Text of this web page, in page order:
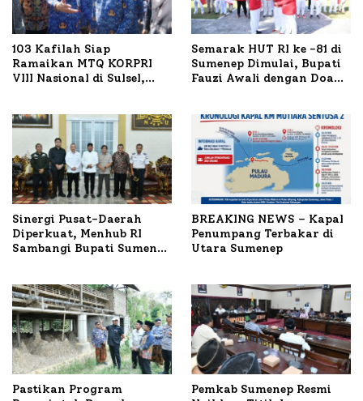
103 Kafilah Siap
Ramaikan MTQ KORPRI
VIII Nasional di Sulsel,
Semarak HUT RI ke -81 di
Sumenep Dimulai, Bupati
Fauzi Awali dengan Doa
Sinergi Pusat-Daerah
Diperkuat, Menhub RI
Sambangi Bupati Sumenep
BREAKING NEWS – Kapal
Penumpang Terbakar di
Utara Sumenep
Pastikan Program
Pemkab Sumenep Resmi